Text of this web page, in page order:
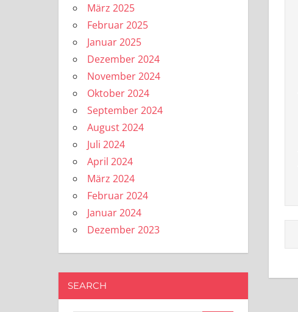
März 2025
Februar 2025
Januar 2025
Dezember 2024
November 2024
Oktober 2024
September 2024
August 2024
Juli 2024
April 2024
März 2024
Februar 2024
Januar 2024
Dezember 2023
SEARCH